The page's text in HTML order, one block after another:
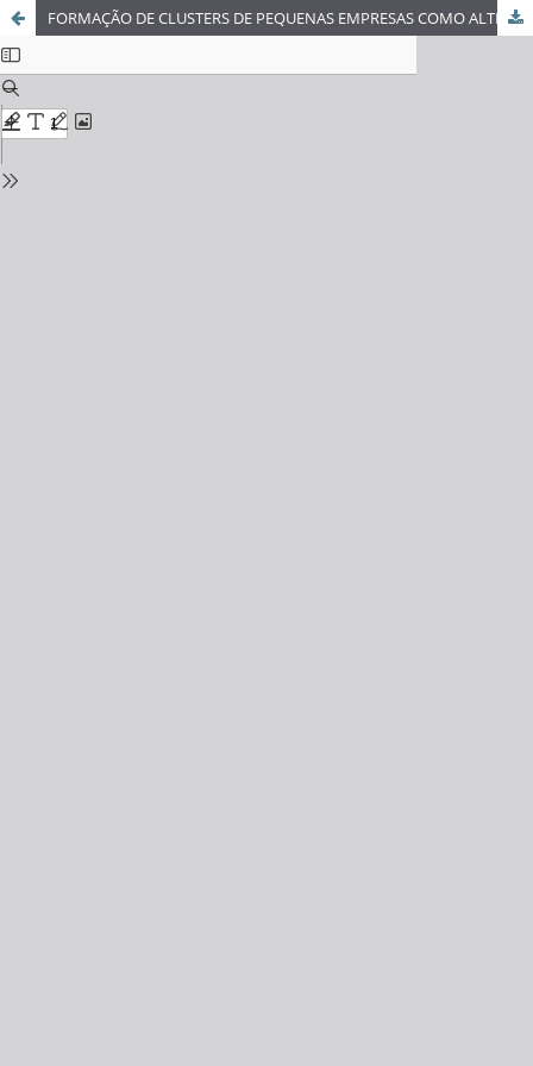
FORMAÇÃO DE CLUSTERS DE PEQUENAS EMPRESAS COMO ALTERNATIVA PARA O DESENVOLVIMENTO REGIONAL